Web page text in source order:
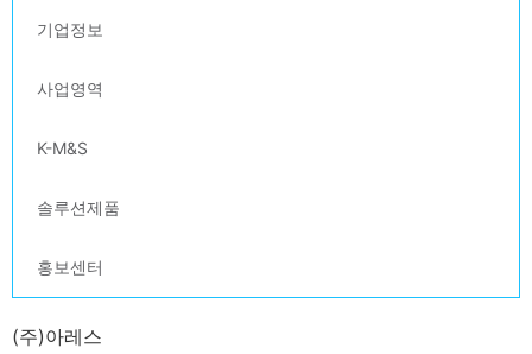
기업정보
사업영역
K-M&S
솔루션제품
홍보센터
(주)아레스